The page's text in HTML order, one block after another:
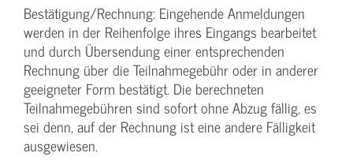
Bestätigung­/Rechnung: Eingehende Anmeldungen
werden in der Reihenfolge ihres Eingangs bearbeitet
und durch Übersendung einer entsprechenden
Rechnung über die Teilnahmegebühr oder in anderer
geeigneter Form bestätigt. Die berechneten
Teilnahmegebühren sind sofort ohne Abzug fällig, es
sei denn, auf der Rechnung ist eine andere Fälligkeit
ausgewiesen.